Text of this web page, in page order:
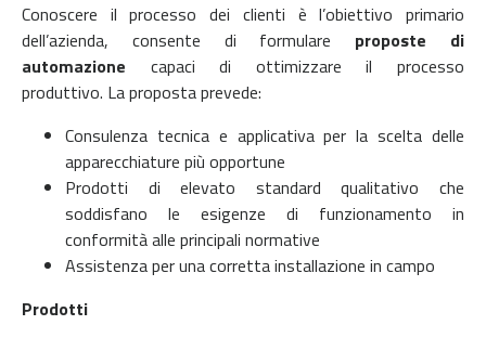
Conoscere il processo dei clienti è l’obiettivo primario
dell’azienda, consente di formulare proposte di
automazione capaci di ottimizzare il processo
produttivo. La proposta prevede:
Consulenza tecnica e applicativa per la scelta delle
apparecchiature più opportune
Prodotti di elevato standard qualitativo che
soddisfano le esigenze di funzionamento in
conformità alle principali normative
Assistenza per una corretta installazione in campo
Prodotti